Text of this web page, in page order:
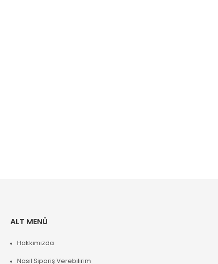
ALT MENÜ
Hakkımızda
Nasıl Sipariş Verebilirim